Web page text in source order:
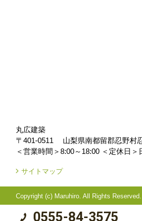
丸広建築
〒401-0511
山梨県南都留郡忍野村
＜営業時間＞8:00～18:00 ＜定休日＞
サイトマップ
Copyright (c) Maruhiro. All Rights Reserved.
0555-84-3575